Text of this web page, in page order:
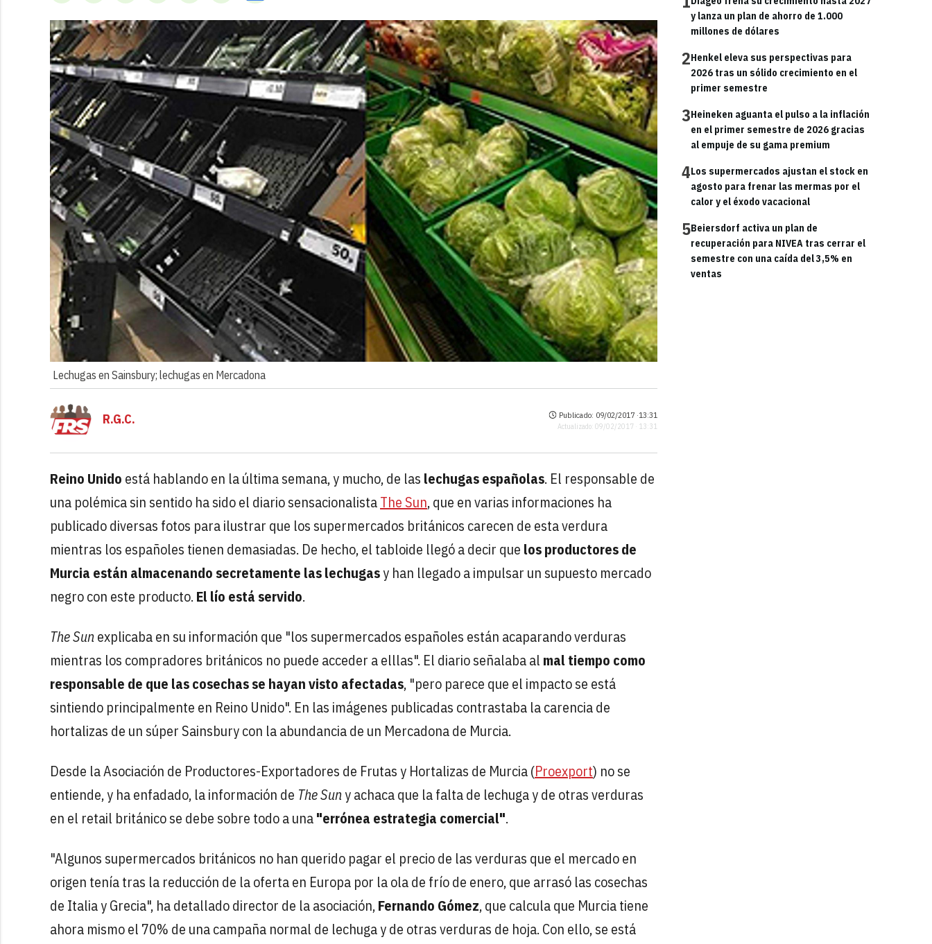
Lechugas en Sainsbury; lechugas en Mercadona
y lanza un plan de ahorro de 1.000
millones de dólares
2Henkel eleva sus perspectivas para
2026 tras un sólido crecimiento en el
primer semestre
3Heineken aguanta el pulso a la inflación
en el primer semestre de 2026 gracias
al empuje de su gama premium
4Los supermercados ajustan el stock en
agosto para frenar las mermas por el
calor y el éxodo vacacional
5Beiersdorf activa un plan de
recuperación para NIVEA tras cerrar el
semestre con una caída del 3,5% en
ventas
R.G.C. Publicado: 09/02/2017 ·13:31
Actualizado: 09/02/2017 · 13:31
Reino Unido está hablando en la última semana, y mucho, de las lechugas españolas. El responsable de
una polémica sin sentido ha sido el diario sensacionalistaThe Sun, que en varias informaciones ha
publicado diversas fotos para ilustrar que los supermercados británicos carecen de esta verdura
mientras los españoles tienen demasiadas. De hecho, el tabloide llegó a decir que los productores de
Murcia están almacenando secretamente las lechugasy han llegado a impulsar un supuesto mercado
negro con este producto. El lío está servido.
The Sun explicaba en su información que "los supermercados españoles están acaparando verduras
mientras los compradores británicos no puede acceder a elllas". El diario señalaba al mal tiempo como
responsable de que las cosechas se hayan visto afectadas, "pero parece que el impacto se está
sintiendo principalmente en Reino Unido". En las imágenes publicadas contrastaba la carencia de
hortalizas de un súper Sainsbury con la abundancia de un Mercadona de Murcia.
Desde la Asociación de Productores-Exportadores de Frutas y Hortalizas de Murcia (Proexport) no se
entiende, y ha enfadado, la información de The Suny achaca que la falta de lechuga y de otras verduras
en el retail británico se debe sobre todo a una"errónea estrategia comercial".
"Algunos supermercados británicos no han querido pagar el precio de las verduras que el mercado en
origen tenía tras la reducción de la oferta en Europa por la ola de frío de enero, que arrasó las cosechas
de Italia y Grecia", ha detallado director de la asociación,Fernando Gómez, que calcula que Murcia tiene
ahora mismo el 70% de una campaña normal de lechuga y de otras verduras de hoja. Con ello, se está